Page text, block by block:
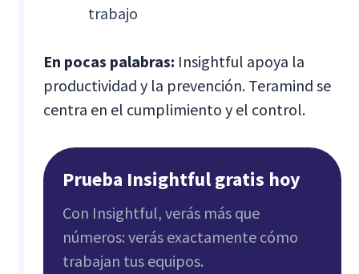
trabajo
En pocas palabras: Insightful apoya la
productividad y la prevención. Teramind se
centra en el cumplimiento y el control.
Prueba Insightful gratis hoy
Con Insightful, verás más que
números: verás exactamente cómo
trabajan tus equipos.